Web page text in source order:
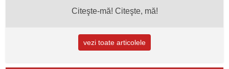
Citeşte-mă! Citeşte, mă!
vezi toate articolele